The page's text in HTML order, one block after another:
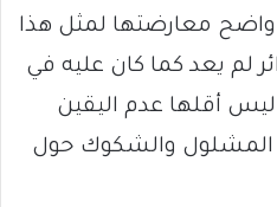
معارضتها لمثل هذا
لم يعد كما كان عليه في
ليس أقلها عدم اليقين
المشلول والشكوك حول